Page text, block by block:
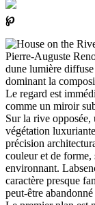
℘
dune lumière
dominant la
Le regard est
comme un miroir
Sur la rive
végétation
précision
couleur et de forme,
environnant.
caractère presque
peut-être